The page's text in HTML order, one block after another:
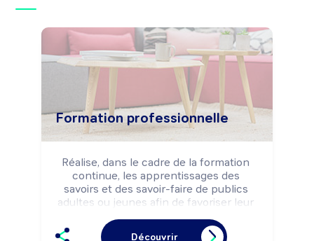
Formation professionnelle
Réalise, dans le cadre de la formation
continue, les apprentissages des
savoirs et des savoir-faire de publics
adultes ou jeunes afin de favoriser leur
adaptation aux évolutions techniques et
Découvrir